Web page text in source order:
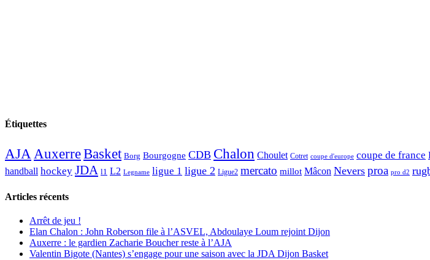
Étiquettes
AJAAuxerreBasket Borg Bourgogne CDB Chalon Choulet Cotret coupe d'europe coupe de france
handball hockey JDA l1 L2 Legname ligue 1 ligue 2 Ligue2 mercato millot Mâcon Nevers proa pro d2
Articles récents
Arrêt de jeu !
Elan Chalon : John Roberson file à l’ASVEL, Abdoulaye Loum rejoint Dijon
Auxerre : le gardien Zacharie Boucher reste à l’AJA
Valentin Bigote (Nantes) s’engage pour une saison avec la JDA Dijon Basket